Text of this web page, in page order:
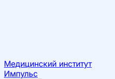
Медицинский институт
Импульс